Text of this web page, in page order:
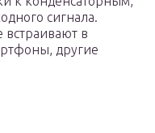
сигнала.
в
другие